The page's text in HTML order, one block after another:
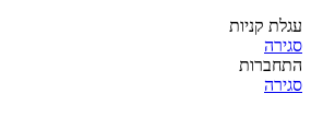
עגלת קניות
סגירה
התחברות
סגירה